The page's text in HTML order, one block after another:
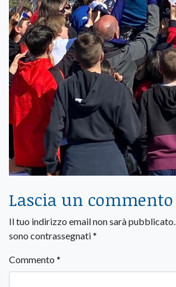
Lascia un commento
Il tuo indirizzo email non sarà pubblicato.
sono contrassegnati*
Commento *